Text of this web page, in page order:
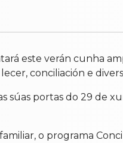
este verán cunha
conciliación e
súas portas do 29 de
o programa